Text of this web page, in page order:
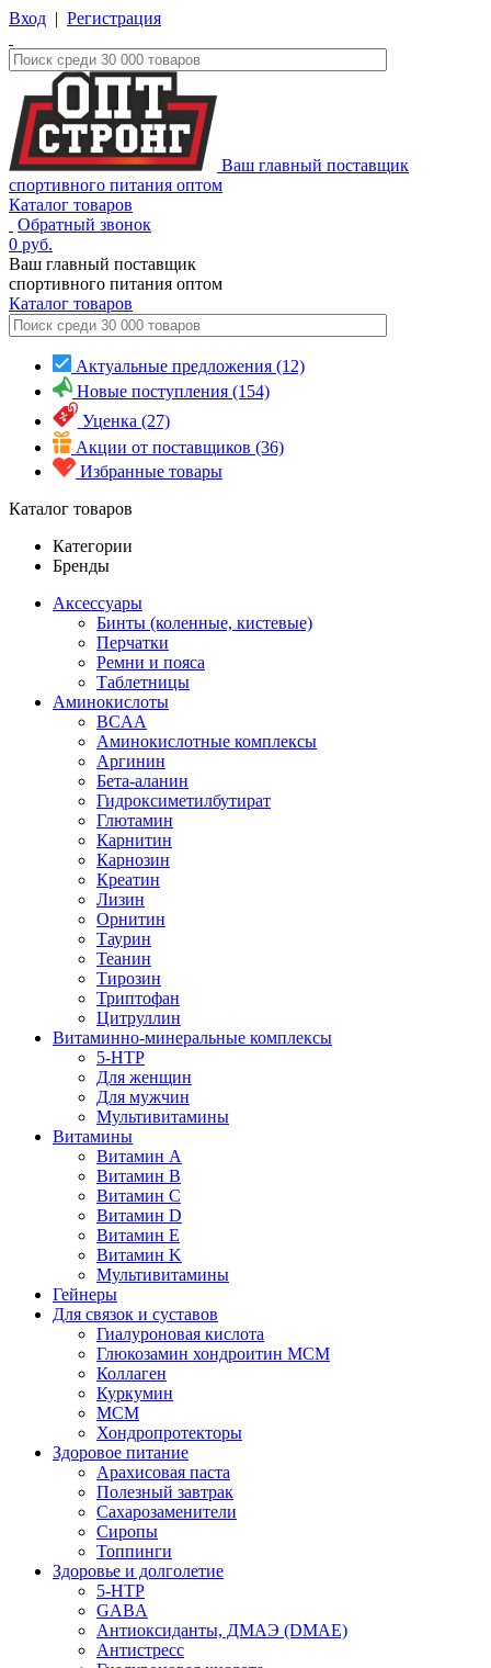
Вход | Регистрация
Ваш главный поставщик
спортивного питания оптом
Каталог товаров
Обратный звонок
0 руб.
Ваш главный поставщик
спортивного питания оптом
Каталог товаров
Актуальные предложения (12)
Новые поступления (154)
Уценка (27)
Акции от поставщиков (36)
Избранные товары
Каталог товаров
Категории
Бренды
Аксессуары
Бинты (коленные, кистевые)
Перчатки
Ремни и пояса
Таблетницы
Аминокислоты
BCAA
Аминокислотные комплексы
Аргинин
Бета-аланин
Гидроксиметилбутират
Глютамин
Карнитин
Карнозин
Креатин
Лизин
Орнитин
Таурин
Теанин
Тирозин
Триптофан
Цитруллин
Витаминно-минеральные комплексы
5-HTP
Для женщин
Для мужчин
Мультивитамины
Витамины
Витамин A
Витамин B
Витамин C
Витамин D
Витамин E
Витамин K
Мультивитамины
Гейнеры
Для связок и суставов
Гиалуроновая кислота
Глюкозамин хондроитин МСМ
Коллаген
Куркумин
МСМ
Хондропротекторы
Здоровое питание
Арахисовая паста
Полезный завтрак
Сахарозаменители
Сиропы
Топпинги
Здоровье и долголетие
5-HTP
GABA
Антиоксиданты, ДМАЭ (DMAE)
Антистресс